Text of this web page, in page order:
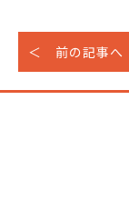
＜ 前の記事へ